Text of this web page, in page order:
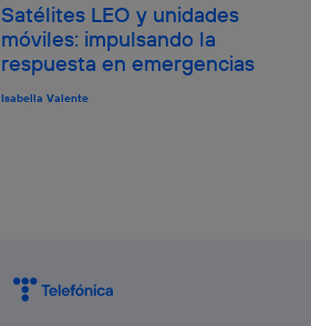
Satélites LEO y unidades
móviles: impulsando la
respuesta en emergencias
Isabella Valente